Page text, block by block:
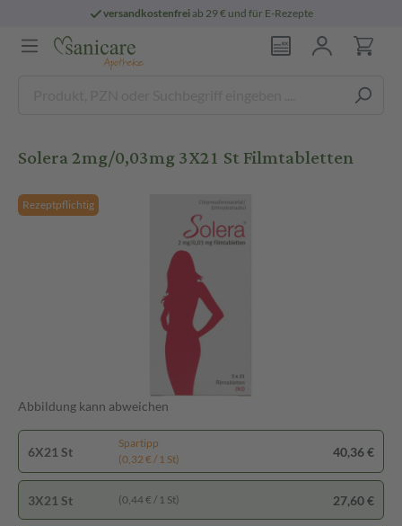
versandkostenfreiab 29 € und für E-Rezepte
Solera 2mg/0,03mg 3X21 St Filmtabletten
Rezeptpflichtig
Abbildung kann abweichen
6X21 St
Spartipp
(0,32 € / 1 St)
40,36 €
3X21 St (0,44 € / 1 St) 27,60 €